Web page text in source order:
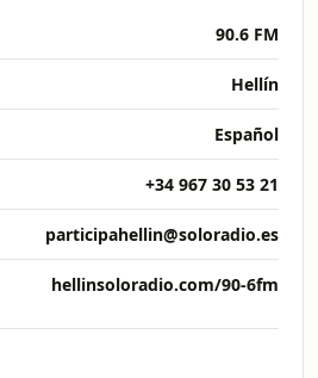
90.6 FM
Hellín
Español
+34 967 30 53 21
participahellin@soloradio.es
hellinsoloradio.com/90-6fm